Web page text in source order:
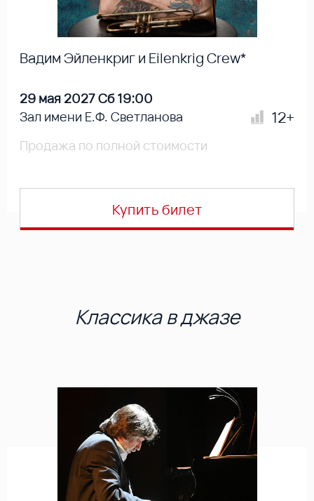
Вадим Эйленкриг и Eilenkrig Crew*
29 мая 2027 Сб 19:00
Зал имени Е.Ф. Светланова
12+
Продажа по полной стоимости
Купить билет
Классика в джазе